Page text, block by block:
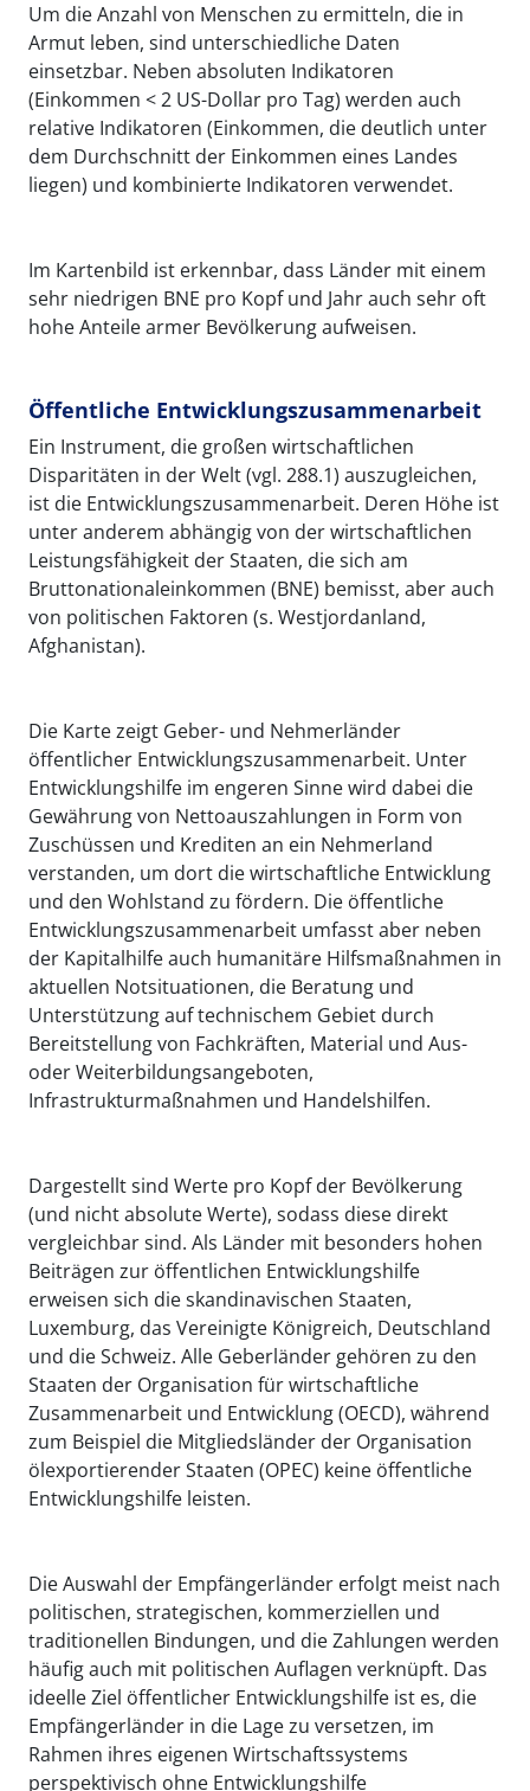
Um die Anzahl von Menschen zu ermitteln, die in
Armut leben, sind unterschiedliche Daten
einsetzbar. Neben absoluten Indikatoren
(Einkommen < 2 US-Dollar pro Tag) werden auch
relative Indikatoren (Einkommen, die deutlich unter
dem Durchschnitt der Einkommen eines Landes
liegen) und kombinierte Indikatoren verwendet.
Im Kartenbild ist erkennbar, dass Länder mit einem
sehr niedrigen BNE pro Kopf und Jahr auch sehr oft
hohe Anteile armer Bevölkerung aufweisen.
Öffentliche Entwicklungszusammenarbeit
Ein Instrument, die großen wirtschaftlichen
Disparitäten in der Welt (vgl. 288.1) auszugleichen,
ist die Entwicklungszusammenarbeit. Deren Höhe ist
unter anderem abhängig von der wirtschaftlichen
Leistungsfähigkeit der Staaten, die sich am
Bruttonationaleinkommen (BNE) bemisst, aber auch
von politischen Faktoren (s. Westjordanland,
Afghanistan).
Die Karte zeigt Geber- und Nehmerländer
öffentlicher Entwicklungszusammenarbeit. Unter
Entwicklungshilfe im engeren Sinne wird dabei die
Gewährung von Nettoauszahlungen in Form von
Zuschüssen und Krediten an ein Nehmerland
verstanden, um dort die wirtschaftliche Entwicklung
und den Wohlstand zu fördern. Die öffentliche
Entwicklungszusammenarbeit umfasst aber neben
der Kapitalhilfe auch humanitäre Hilfsmaßnahmen in
aktuellen Notsituationen, die Beratung und
Unterstützung auf technischem Gebiet durch
Bereitstellung von Fachkräften, Material und Aus-
oder Weiterbildungsangeboten,
Infrastrukturmaßnahmen und Handelshilfen.
Dargestellt sind Werte pro Kopf der Bevölkerung
(und nicht absolute Werte), sodass diese direkt
vergleichbar sind. Als Länder mit besonders hohen
Beiträgen zur öffentlichen Entwicklungshilfe
erweisen sich die skandinavischen Staaten,
Luxemburg, das Vereinigte Königreich, Deutschland
und die Schweiz. Alle Geberländer gehören zu den
Staaten der Organisation für wirtschaftliche
Zusammenarbeit und Entwicklung (OECD), während
zum Beispiel die Mitgliedsländer der Organisation
ölexportierender Staaten (OPEC) keine öffentliche
Entwicklungshilfe leisten.
Die Auswahl der Empfängerländer erfolgt meist nach
politischen, strategischen, kommerziellen und
traditionellen Bindungen, und die Zahlungen werden
häufig auch mit politischen Auflagen verknüpft. Das
ideelle Ziel öffentlicher Entwicklungshilfe ist es, die
Empfängerländer in die Lage zu versetzen, im
Rahmen ihres eigenen Wirtschaftssystems
perspektivisch ohne Entwicklungshilfe